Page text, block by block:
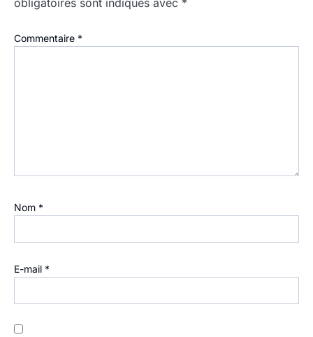
obligatoires sont indiqués avec *
Commentaire *
Nom *
E-mail *